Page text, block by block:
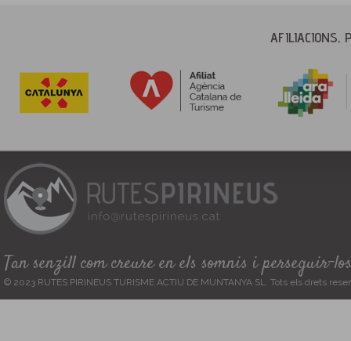
AFILIACIONS,
Tan senzill com creure en els somnis i perseguir-los
© 2023 RUTES PIRINEUS TURISME ACTIU DE MUNTANYA SL. Tots els drets